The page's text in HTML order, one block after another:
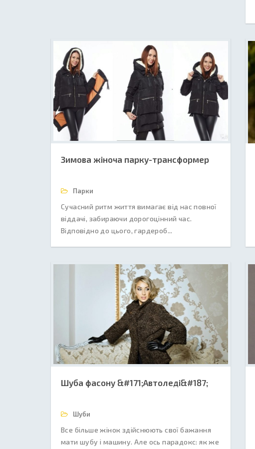
Зимова жіноча парку-трансформер
Парки
Сучасний ритм життя вимагає від нас повної
віддачі, забираючи дорогоцінний час.
Відповідно до цього, гардероб...
Шуба фасону &#171;Автоледі&#187;
Шуби
Все більше жінок здійснюють свої бажання
мати шубу і машину. Але ось парадокс: як же